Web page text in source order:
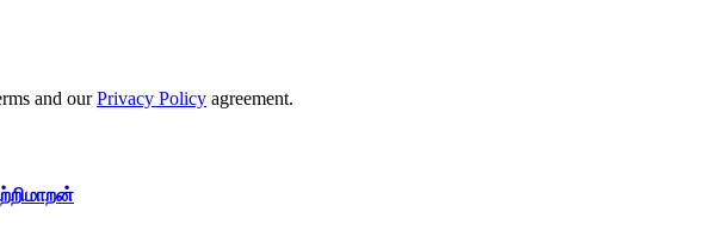
and ourPrivacy Policy agreement.